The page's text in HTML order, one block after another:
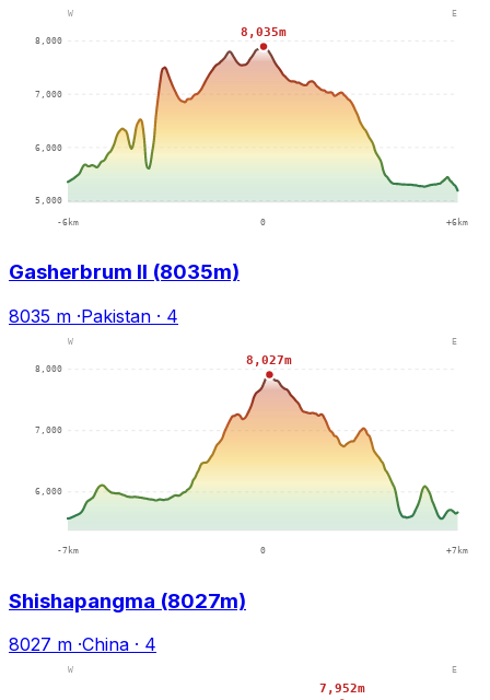
Gasherbrum II (8035m)
8035 m ·Pakistan · 4
Shishapangma (8027m)
8027 m ·China · 4